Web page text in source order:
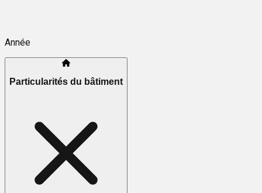
Année
Particularités du bâtiment